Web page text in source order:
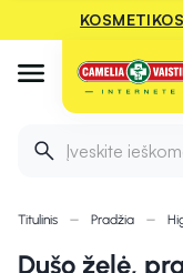
Įveskite
Titulinis Pradžia
Dušo želė,